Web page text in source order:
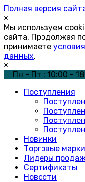
Полная версия
×
Мы используем
сайта. Продолжая
принимаете
данных.
×
Пн - Пт : 10:00 -
Поступления
Новинки
Торговые марки
Лидеры продаж
Сертификаты
Новости